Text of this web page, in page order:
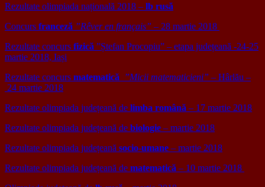
Rezultate olimpiada națională 2018 – lb rusă
Concurs franceză ”Rêver en français” – 28 martie 2018
Rezultate concurs fizică ”Ștefan Procopiu” – etapa județeană -24-25
martie 2018, Iași
Rezultate concurs matematică ”Micii matematicieni” – Hârlău –
24 martie 2018
Rezultate olimpiada județeană de limba română – 17 martie 2018
Rezultate olimpiada județeană de biologie – martie 2018
Rezultate olimpiada județeană socio-umane – martie 2018
Rezultate olimpiada județeană de matematică – 10 martie 2018